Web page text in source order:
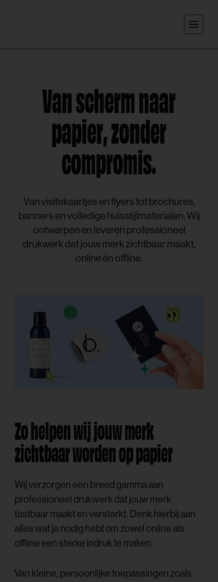
Van scherm naar
papier, zonder
compromis.
Van visitekaartjes en flyers tot brochures,
banners en volledige huisstijlmaterialen. Wij
ontwerpen en leveren professioneel
drukwerk dat jouw merk zichtbaar maakt,
online én offline.
Zo helpen wij jouw merk
zichtbaar worden op papier
Wij verzorgen een breed gamma aan
professioneel drukwerk dat jouw merk
tastbaar maakt en versterkt. Denk hierbij aan
alles wat je nodig hebt om zowel online als
offline een sterke indruk te maken.
Van kleine, persoonlijke toepassingen zoals